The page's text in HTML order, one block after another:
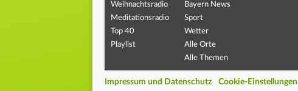
Weihnachtsradio
Meditationsradio
Top 40
Playlist
Bayern News
Sport
Wetter
Alle Orte
Alle Themen
Impressum und Datenschutz Cookie-Einstellungen